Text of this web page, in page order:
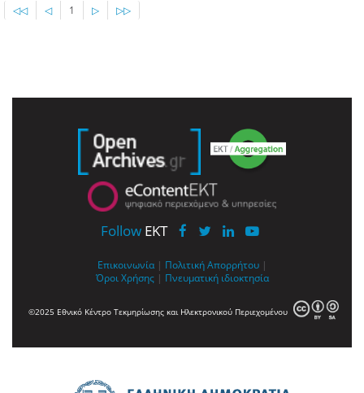
◁◁ ◁ 1 ▷ ▷▷
Follow EKT
Επικοινωνία | Πολιτική Απορρήτου |
Όροι Χρήσης | Πνευματική ιδιοκτησία
©2025 Εθνικό Κέντρο Τεκμηρίωσης και Ηλεκτρονικού Περιεχομένου